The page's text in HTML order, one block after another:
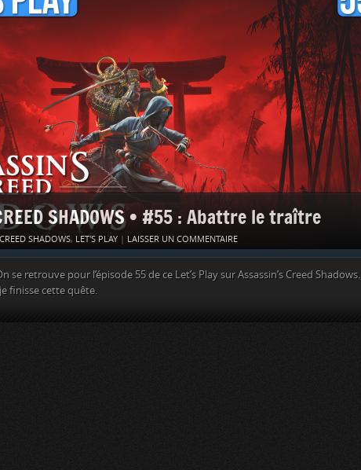
SHADOWS • #55 : Abattre le traître
SHADOWS, LET'S PLAY | LAISSER UN COMMENTAIRE
se retrouve pour l’épisode 55 de ce Let’s Play sur Assassin’s Creed Shadows.
finisse cette quête.